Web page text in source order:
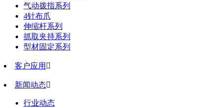
气动拨指系列
4针布爪
伸缩杆系列
抓取夹持系列
型材固定系列
客户应用 
新闻动态
行业动态